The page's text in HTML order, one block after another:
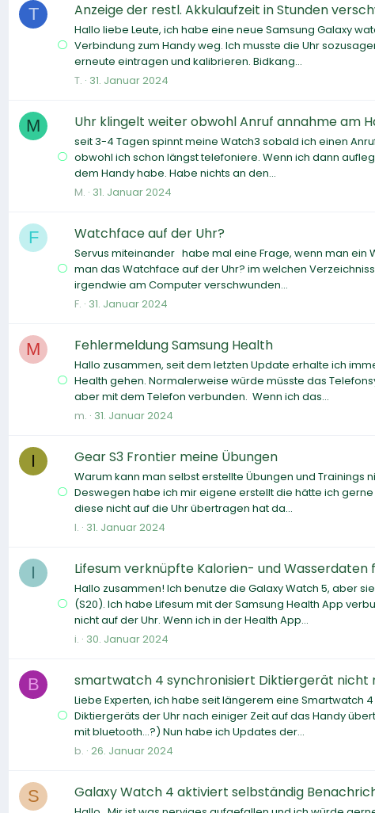
T Anzeige der restl. Akkulaufzeit in Stunden
Hallo liebe Leute, ich habe eine neue Samsung Galaxy
Verbindung zum Handy weg. Ich musste die Uhr
erneute eintragen und kalibrieren. Bidkang...
T. 31. Januar 2024
M Uhr klingelt weiter obwohl Anruf annahme am
seit 3-4 Tagen spinnt meine Watch3 sobald ich einen
obwohl ich schon längst telefoniere. Wenn ich dann
dem Handy habe. Habe nichts an den...
M. 31. Januar 2024
F Watchface auf der Uhr?
Servus miteinander habe mal eine Frage, wenn man ein
man das Watchface auf der Uhr? im welchen
irgendwie am Computer verschwunden...
F. 31. Januar 2024
M Fehlermeldung Samsung Health
Hallo zusammen, seit dem letzten Update erhalte ich
Health gehen. Normalerweise würde müsste das
aber mit dem Telefon verbunden. Wenn ich das...
m. 31. Januar 2024
I Gear S3 Frontier meine Übungen
Warum kann man selbst erstellte Übungen und Trainings
Deswegen habe ich mir eigene erstellt die hätte ich
diese nicht auf die Uhr übertragen hat da...
I. 31. Januar 2024
I Lifesum verknüpfte Kalorien- und
Hallo zusammen! Ich benutze die Galaxy Watch 5, aber
(S20). Ich habe Lifesum mit der Samsung Health App
nicht auf der Uhr. Wenn ich in der Health App...
i. 30. Januar 2024
B smartwatch 4 synchronisiert Diktiergerät nicht
Liebe Experten, ich habe seit längerem eine Smartwatch
Diktiergeräts der Uhr nach einiger Zeit auf das Handy
mit bluetooth...?) Nun habe ich Updates der...
b. 26. Januar 2024
S Galaxy Watch 4 aktiviert selbständig